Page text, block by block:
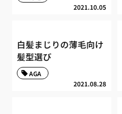
2021.10.05
白髪まじりの薄毛向け
髪型選び
2021.08.28
AGA